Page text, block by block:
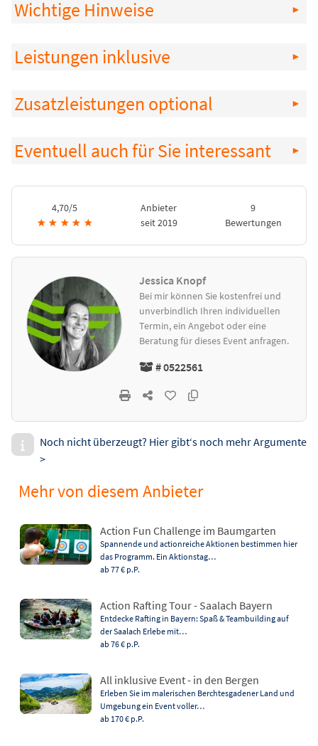
Wichtige Hinweise
Leistungen inklusive
Zusatzleistungen optional
Eventuell auch für Sie interessant
4,70/5
★ ★ ★ ★ ★
Anbieter
seit 2019
9
Bewertungen
Jessica Knopf
Bei mir können Sie kostenfrei und
unverbindlich Ihren individuellen
Termin, ein Angebot oder eine
Beratung für dieses Event anfragen.
# 0522561
Noch nicht überzeugt? Hier gibt‘s noch mehr Argumente
>
Mehr von diesem Anbieter
Action Fun Challenge im Baumgarten
Spannende und actionreiche Aktionen bestimmen hier
das Programm. Ein Aktionstag…
ab 77 € p.P.
Action Rafting Tour - Saalach Bayern
Entdecke Rafting in Bayern: Spaß & Teambuilding auf
der Saalach Erlebe mit…
ab 76 € p.P.
All inklusive Event - in den Bergen
Erleben Sie im malerischen Berchtesgadener Land und
Umgebung ein Event voller…
ab 170 € p.P.